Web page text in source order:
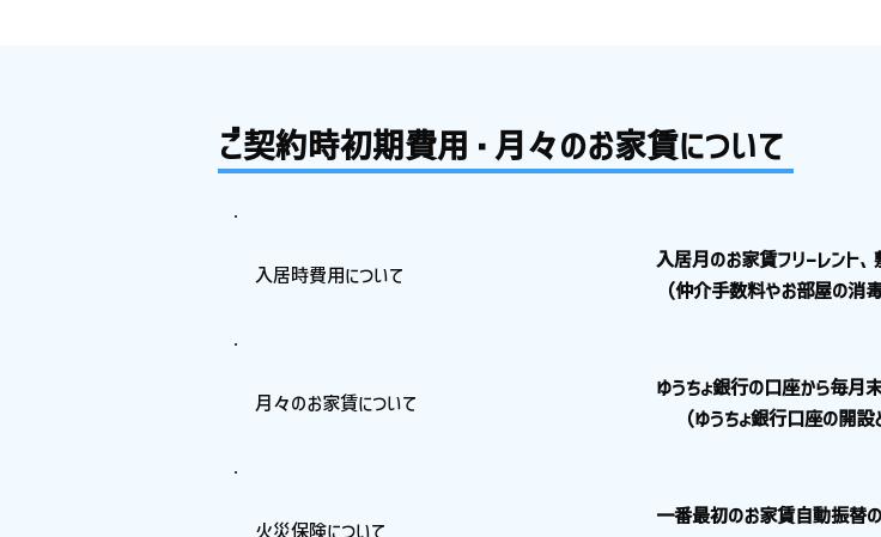
ご契約時初期費用・月々のお家賃について
入居時費用について
入居月のお家賃フリーレント
（仲介手数料やお部屋の消
月々のお家賃について
ゆうちょ銀行の口座から毎月
（ゆうちょ銀行口座の開設
火災保険について
一番最初のお家賃自動振替